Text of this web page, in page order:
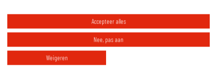
RIDE ESSENTIALS
Accepteer alles
Nee, pas aan
Weigeren